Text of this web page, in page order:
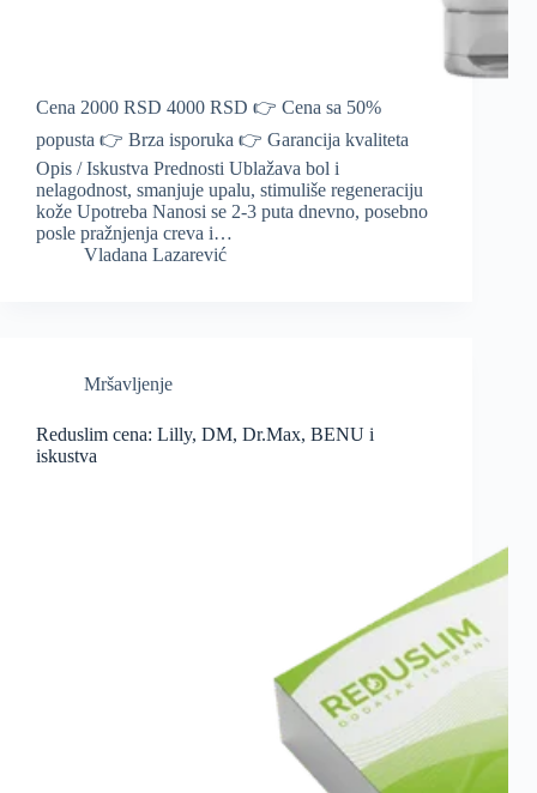
Cena 2000 RSD 4000 RSD 👉 Cena sa 50%
popusta 👉 Brza isporuka 👉 Garancija kvaliteta
Opis / Iskustva Prednosti Ublažava bol i
nelagodnost, smanjuje upalu, stimuliše regeneraciju
kože Upotreba Nanosi se 2-3 puta dnevno, posebno
posle pražnjenja creva i…
Vladana Lazarević
Mršavljenje
Reduslim cena: Lilly, DM, Dr.Max, BENU i
iskustva